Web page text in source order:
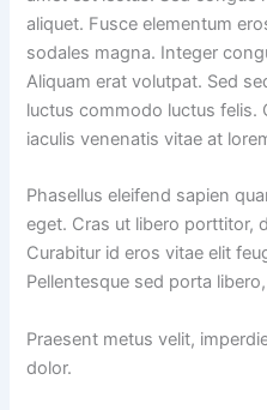
aliquet. Fusce elementum
sodales magna. Integer
Aliquam erat volutpat. Sed
luctus commodo luctus felis.
iaculis venenatis vitae at
Phasellus eleifend sapien
eget. Cras ut libero porttitor,
Curabitur id eros vitae elit
Pellentesque sed porta
Praesent metus velit,
dolor.